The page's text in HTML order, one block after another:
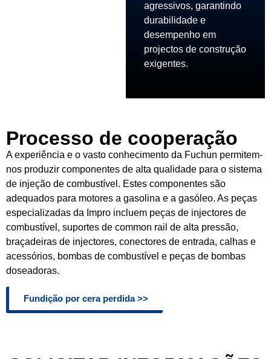
agressivos, garantindo
durabilidade e
desempenho em
projectos de construção
exigentes.
Processo de cooperação
A experiência e o vasto conhecimento da Fuchun permitem-
nos produzir componentes de alta qualidade para o sistema
de injeção de combustível. Estes componentes são
adequados para motores a gasolina e a gasóleo. As peças
especializadas da Impro incluem peças de injectores de
combustível, suportes de common rail de alta pressão,
braçadeiras de injectores, conectores de entrada, calhas e
acessórios, bombas de combustível e peças de bombas
doseadoras.
Fundição por cera perdida >>